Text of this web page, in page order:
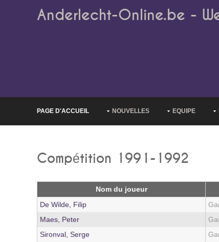
Anderlecht-Online.be -
PAGE D'ACCUEIL NOUVELLES EQUIPE
Compétition 1991-1992
Nom du joueur
De Wilde, Filip
Maes, Peter
Sironval, Serge